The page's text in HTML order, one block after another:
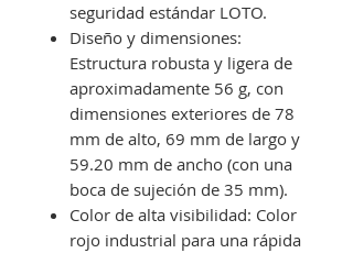
seguridad estándar LOTO.
Diseño y dimensiones:
Estructura robusta y ligera de
aproximadamente 56 g, con
dimensiones exteriores de 78
mm de alto, 69 mm de largo y
59.20 mm de ancho (con una
boca de sujeción de 35 mm).
Color de alta visibilidad: Color
rojo industrial para una rápida